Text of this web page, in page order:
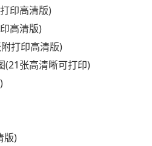
印高清版)
高清版)
打印高清版)
(21张高清晰可打印)
版)